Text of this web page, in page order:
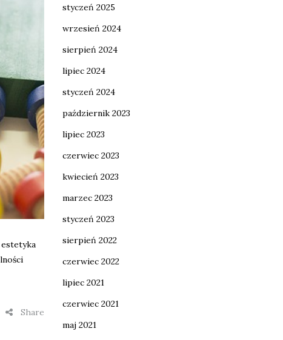
estetyka
Share
styczeń 2025
wrzesień 2024
sierpień 2024
lipiec 2024
styczeń 2024
październik 2023
lipiec 2023
czerwiec 2023
kwiecień 2023
marzec 2023
styczeń 2023
sierpień 2022
czerwiec 2022
lipiec 2021
czerwiec 2021
maj 2021